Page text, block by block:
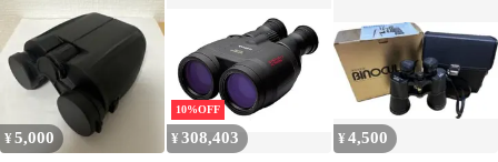
¥5,000
10%OFF
¥308,403 ¥4,500